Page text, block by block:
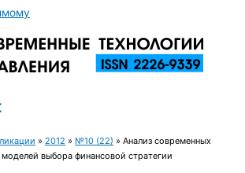
» 2012 » №10 (22) » Анализ современных
выбора финансовой стратегии